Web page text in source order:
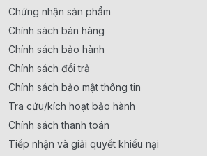
Chứng nhận sản phẩm
Chính sách bán hàng
Chính sách bảo hành
Chính sách đổi trả
Chính sách bảo mật thông tin
Tra cứu/kích hoạt bảo hành
Chính sách thanh toán
Tiếp nhận và giải quyết khiếu nại